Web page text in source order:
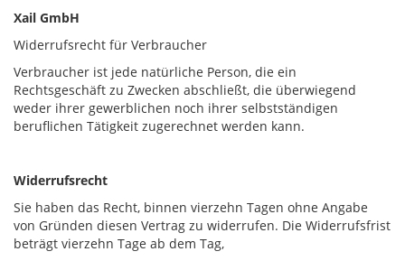
Xail GmbH
Widerrufsrecht für Verbraucher
Verbraucher ist jede natürliche Person, die ein
Rechtsgeschäft zu Zwecken abschließt, die überwiegend
weder ihrer gewerblichen noch ihrer selbstständigen
beruflichen Tätigkeit zugerechnet werden kann.
Widerrufsrecht
Sie haben das Recht, binnen vierzehn Tagen ohne Angabe
von Gründen diesen Vertrag zu widerrufen. Die Widerrufsfrist
beträgt vierzehn Tage ab dem Tag,